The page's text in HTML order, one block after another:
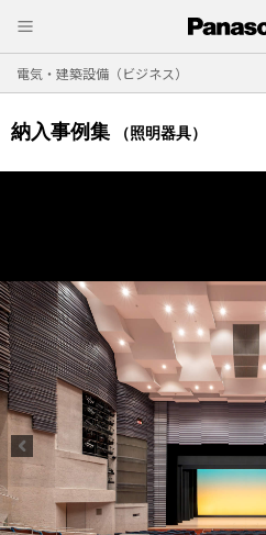
電気・建築設備（ビジネス）
納入事例集 （照明器具）